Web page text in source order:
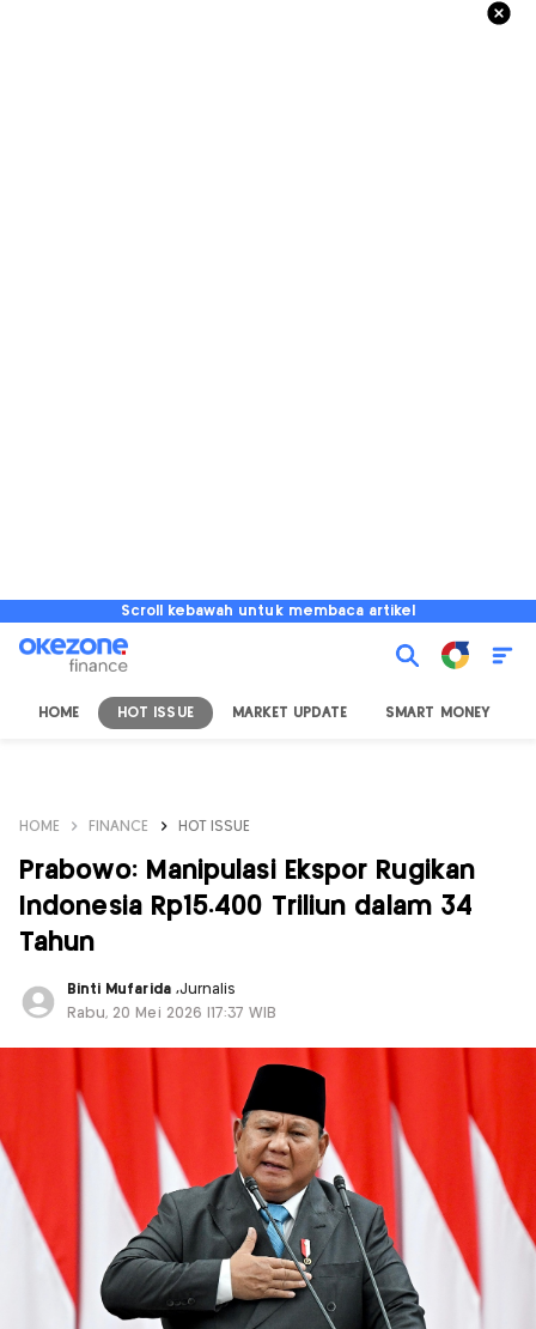
Scroll kebawah untuk membaca artikel
HOME HOT ISSUE MARKET UPDATE SMART MONEY
HOME FINANCE HOT ISSUE
Prabowo: Manipulasi Ekspor Rugikan
Indonesia Rp15.400 Triliun dalam 34
Tahun
Binti Mufarida ,Jurnalis
Rabu, 20 Mei 2026 |17:37 WIB